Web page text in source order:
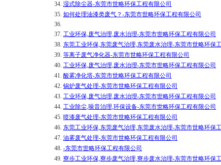
34. 湿式除尘器-东莞市世略环保工程有限公司
35. 如何处理油漆类废气？-东莞市世略环保工程有限公司
36.
37. 工业环保,废气治理,废水治理-东莞市世略环保工程有限公司
38. 东莞工业环保,东莞废气治理,东莞废水治理-东莞市世略环保
39. 等离子废气净化器-东莞市世略环保工程有限公司
40. 工业环保,废气治理,废水治理-东莞市世略环保工程有限公司
41. 酸雾净化塔-东莞市世略环保工程有限公司
42. 锅炉废气处理-东莞市世略环保工程有限公司
43. 工业环保,废气治理,废水治理-东莞市世略环保工程有限公司
44. 工业除尘,噪音治理,环保设备-东莞市世略环保工程有限公司
45. 喷漆废气处理-东莞市世略环保工程有限公司
46. 东莞工业环保,东莞废气治理,东莞废水治理-东莞市世略环保
47. 油雾废气处理-东莞市世略环保工程有限公司
48. -东莞市世略环保工程有限公司
49. 寮步工业环保,寮步废气治理,寮步废水治理-东莞市世略环保